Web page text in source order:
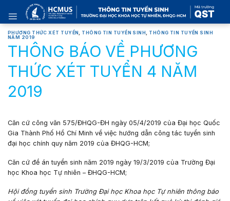
content
PHƯƠNG THỨC XÉT TUYỂN THÔNG TIN TUYỂN SINH
THÔNG TIN TUYỂN SINH
NĂM 2019
THÔNG BÁO VỀ PHƯƠNG
THỨC XÉT TUYỂN 4 NĂM
2019
Căn cứ công văn 575/ĐHQG-ĐH ngày 05/4/2019 của Đại học Quốc
Gia Thành Phố Hồ Chí Minh về việc hướng dẫn công tác tuyển sinh
đại học chính quy năm 2019 của ĐHQG-HCM;
Căn cứ đề án tuyển sinh năm 2019 ngày 19/3/2019 của Trường Đại
học Khoa học Tự nhiên – ĐHQG-HCM;
Hội đồng tuyển sinh Trường Đại học Khoa học Tự nhiên thông báo